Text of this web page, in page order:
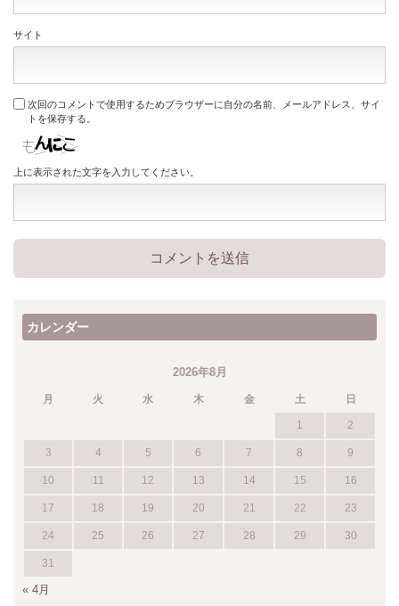
サイト
次回のコメントで使用するためブラウザーに自分の名前、メールアドレス、サイ
トを保存する。
上に表示された文字を入力してください。
カレンダー
2026年8月
月 火 水 木 金 土 日
1 2
3 4 5 6 7 8 9
10 11 12 13 14 15 16
17 18 19 20 21 22 23
24 25 26 27 28 29 30
31
« 4月